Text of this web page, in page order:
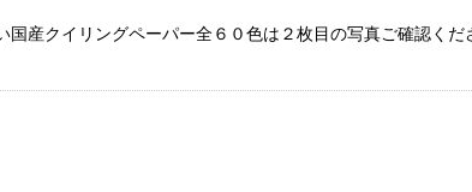
クイリングペーパー全６０色は２枚目の写真ご確認く